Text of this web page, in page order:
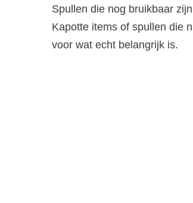
Spullen die nog bruikbaar
Kapotte items of spullen die
voor wat echt belangrijk is.